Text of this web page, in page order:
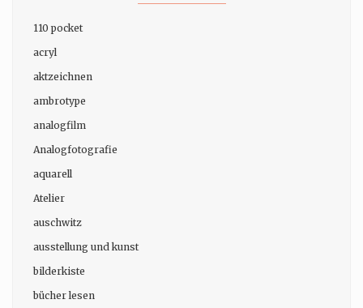
110 pocket
acryl
aktzeichnen
ambrotype
analogfilm
Analogfotografie
aquarell
Atelier
auschwitz
ausstellung und kunst
bilderkiste
bücher lesen